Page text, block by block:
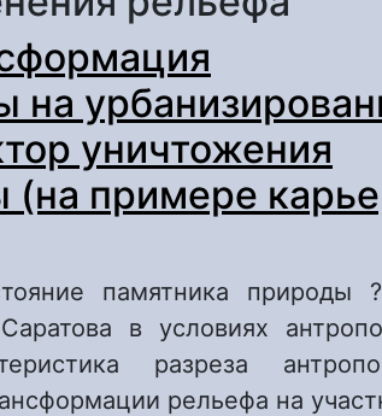
на
уничтожения
(на примере
памятника природы
в условиях
разреза
рельефа на